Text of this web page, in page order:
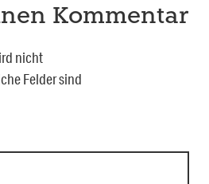
Kommentar
nicht
Felder sind